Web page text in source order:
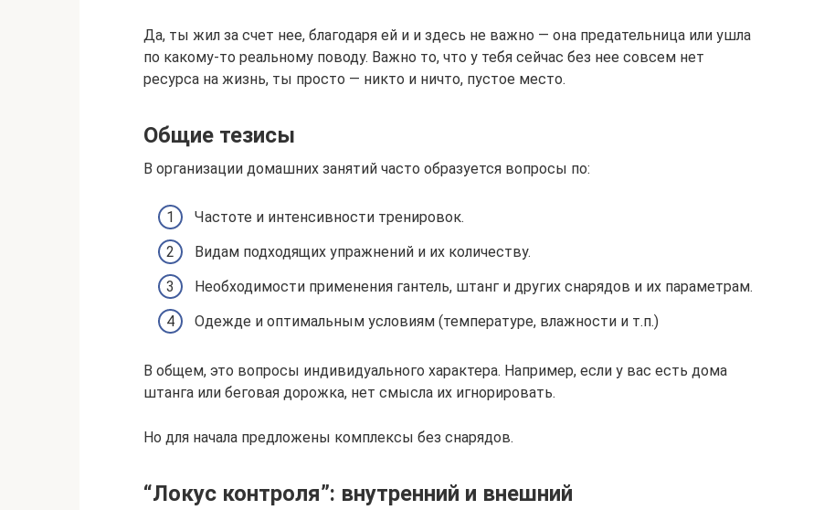
Да, ты жил за счет нее, благодаря ей и и здесь не важно — она предательница или ушла
по какому-то реальному поводу. Важно то, что у тебя сейчас без нее совсем нет
ресурса на жизнь, ты просто — никто и ничто, пустое место.
Общие тезисы
В организации домашних занятий часто образуется вопросы по:
Частоте и интенсивности тренировок.
Видам подходящих упражнений и их количеству.
Необходимости применения гантель, штанг и других снарядов и их параметрам.
Одежде и оптимальным условиям (температуре, влажности и т.п.)
В общем, это вопросы индивидуального характера. Например, если у вас есть дома
штанга или беговая дорожка, нет смысла их игнорировать.
Но для начала предложены комплексы без снарядов.
“Локус контроля”: внутренний и внешний